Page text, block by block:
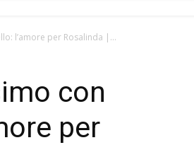
l’amore per Rosalinda |...
con
per